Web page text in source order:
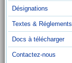
Désignations
Textes & Réglements
Docs à télécharger
Contactez-nous